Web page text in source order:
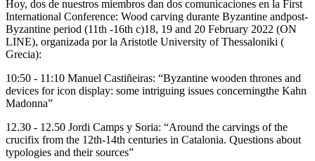
Hoy, dos de nuestros miembros dan dos comunicaciones en la First
International Conference: Wood carving durante Byzantine andpost-
Byzantine period (11th -16th c)18, 19 and 20 February 2022 (ON
LINE), organizada por la Aristotle University of Thessaloniki (
Grecia):
10:50 - 11:10 Manuel Castiñeiras: “Byzantine wooden thrones and
devices for icon display: some intriguing issues concerningthe Kahn
Madonna”
12.30 - 12.50 Jordi Camps y Soria: “Around the carvings of the
crucifix from the 12th-14th centuries in Catalonia. Questions about
typologies and their sources”